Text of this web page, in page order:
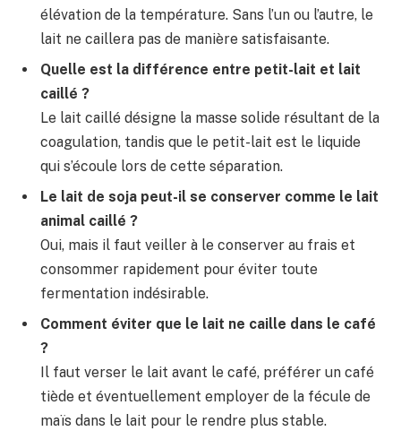
élévation de la température. Sans l’un ou l’autre, le
lait ne caillera pas de manière satisfaisante.
Quelle est la différence entre petit-lait et lait
caillé ?
Le lait caillé désigne la masse solide résultant de la
coagulation, tandis que le petit-lait est le liquide
qui s’écoule lors de cette séparation.
Le lait de soja peut-il se conserver comme le lait
animal caillé ?
Oui, mais il faut veiller à le conserver au frais et
consommer rapidement pour éviter toute
fermentation indésirable.
Comment éviter que le lait ne caille dans le café
?
Il faut verser le lait avant le café, préférer un café
tiède et éventuellement employer de la fécule de
maïs dans le lait pour le rendre plus stable.